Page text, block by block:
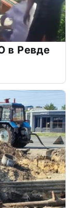
в Ревде